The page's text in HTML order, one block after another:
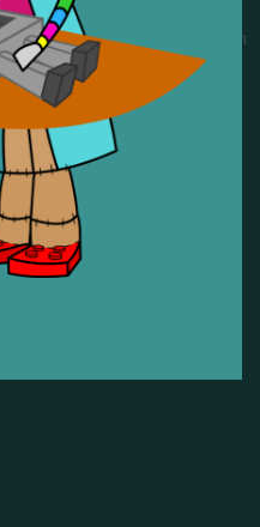
un centro del riuso e
li riparano e li reimmettono in
civile, circolare e sostenibile.